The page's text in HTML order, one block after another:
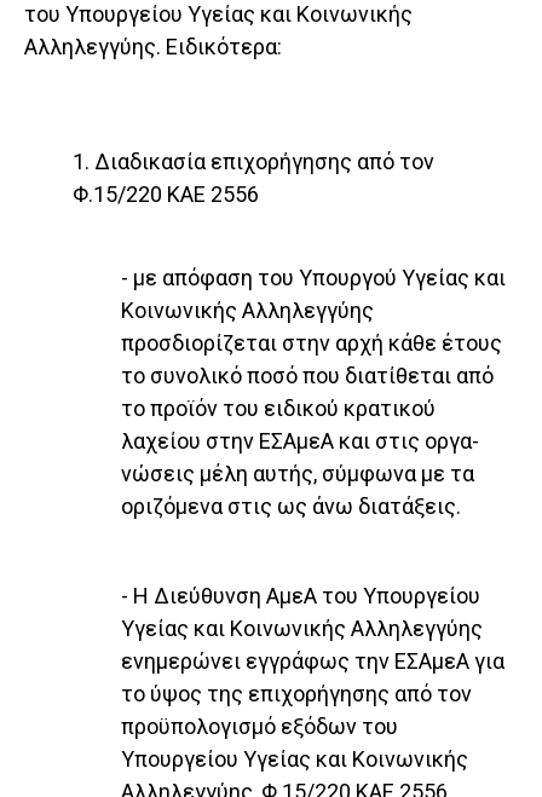
του Υπουργείου Υγεί­ας και Κοινωνικής
Αλληλεγγύης. Ειδικότερα:
1. Διαδικασία επιχορήγησης από τον
Φ.15/220 ΚΑΕ 2556
- με απόφαση του Υπουργού Υγείας και
Κοινωνικής Αλληλεγγύης
προσδιορίζεται στην αρχή κάθε έτους
το συνολικό ποσό που διατίθεται από
το προϊόν του ειδικού κρατικού
λαχείου στην ΕΣΑμεΑ και στις οργα­
νώσεις μέλη αυτής, σύμφωνα με τα
οριζόμενα στις ως άνω διατάξεις.
- Η Διεύθυνση ΑμεΑ του Υπουργείου
Υγείας και Κοινω­νικής Αλληλεγγύης
ενημερώνει εγγράφως την ΕΣΑμεΑ για
το ύψος της επιχορήγησης από τον
προϋπολογισμό εξόδων του
Υπουργείου Υγείας και Κοινωνικής
Αλλη­λεγγύης, Φ.15/220 ΚΑΕ 2556